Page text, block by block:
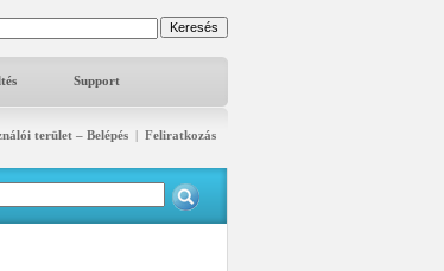
Support
terület – Belépés | Feliratkozás